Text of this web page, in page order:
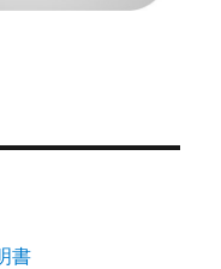
書